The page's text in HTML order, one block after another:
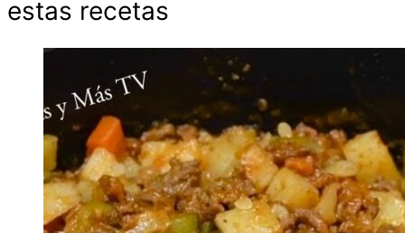
estas recetas